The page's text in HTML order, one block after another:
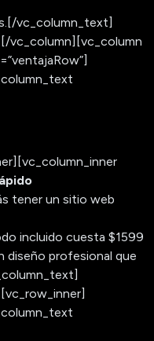
vc_column_text]
vc_column][vc_column
tener un sitio web
incluido cuesta $1599
diseño profesional que